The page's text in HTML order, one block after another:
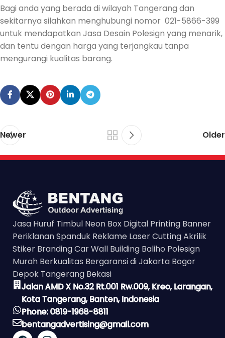
Bagi anda yang berada di wilayah Tangerang dan
sekitarnya silahkan menghubungi nomor 021-5866-399
untuk mendapatkan Jasa Desain Polesign yang menarik,
dan tentu dengan harga yang terjangkau tanpa
mengurangi kualitas barang.
Newer Older
Jasa Huruf Timbul Neon Box Digital Printing Banner
Periklanan Spanduk Reklame Laser Cutting Akrilik
Stiker Branding Car Wall Building Baliho Polesign
Murah Berkualitas Bergaransi di Jakarta Bogor
Depok Tangerang Bekasi
Jalan AMD X No.32 Rt.001 Rw.009, Kreo, Larangan,
Kota Tangerang, Banten, Indonesia
Phone: 0819-1968-8811
bentangadvertising@gmail.com